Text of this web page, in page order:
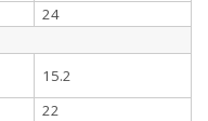
24
15.2
22